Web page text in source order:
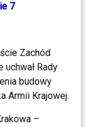
7
Zachód
Rady
budowy
Armii Krajowej.
–